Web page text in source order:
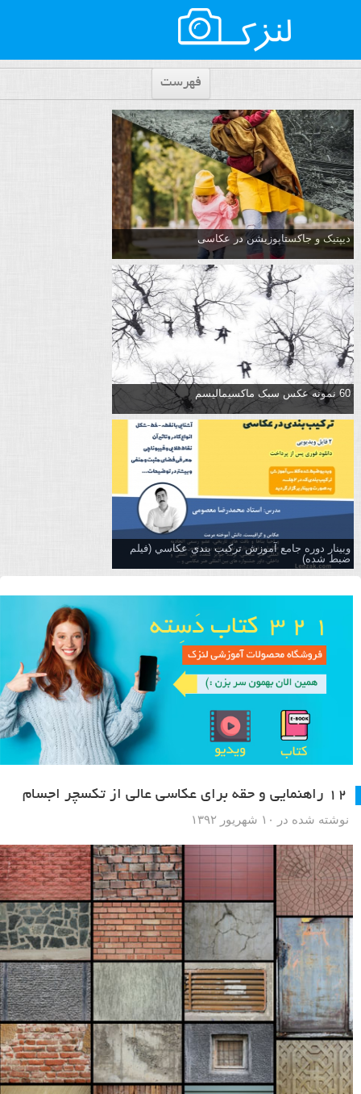
فهرست
دیپتیک و جاکستا‌پوزیشن در عکاسی
60 نمونه عکس سبک ماکسیمالیسم
وبینار دوره جامع آموزش تركيب بندي عكاسي (فیلم
ضبط شده)
۱۲ راهنمایی و حقه برای عکاسی عالی از تکسچر اجسام
نوشته شده در ۱۰ شهریور ۱۳۹۲